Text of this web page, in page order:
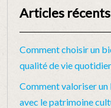
Articles récents
Comment choisir un
qualité de vie
Comment valoriser
avec le patrimoine